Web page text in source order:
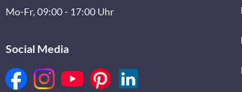
Mo-Fr, 09:00 - 17:00 Uhr
Social Media